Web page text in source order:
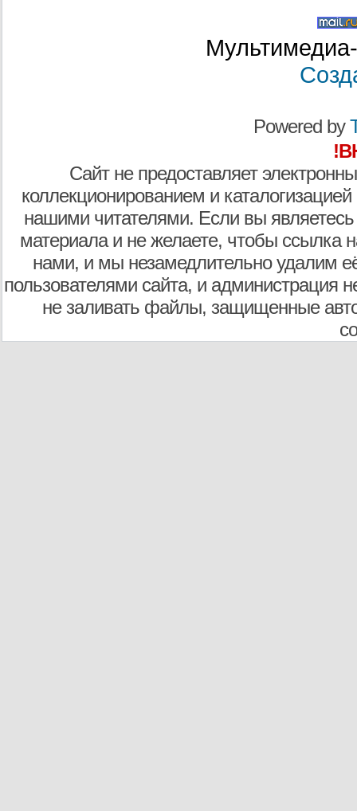
Powered by
Сайт не предоставляет
коллекционированием и
нашими читателями. Если вы являетесь
материала и не желаете, чтобы ссылка
нами, и мы незамедлительно удалим
пользователями сайта, и администрация
не заливать файлы, защищенные